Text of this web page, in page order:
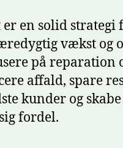
en solid strategi
vækst og
på reparation
affald, spare
kunder og skabe
fordel.